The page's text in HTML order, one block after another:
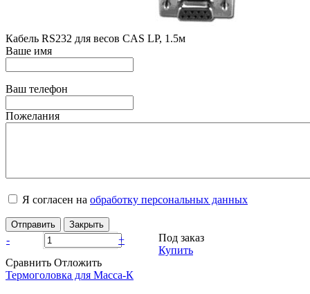
Кабель RS232 для весов CAS LP, 1.5м
Ваше имя
Ваш телефон
Пожелания
Я согласен на обработку персональных данных
Отправить Закрыть
- +
Под заказ
Купить
Сравнить Отложить
Термоголовка для Масса-К